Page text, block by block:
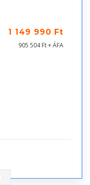
1 149 990 Ft
905 504 Ft + ÁFA